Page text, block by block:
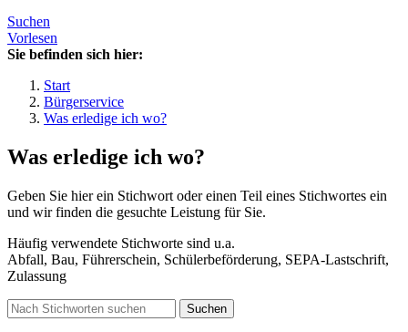
Suchen
Vorlesen
Sie befinden sich hier:
Start
Bürgerservice
Was erledige ich wo?
Was erledige ich wo?
Geben Sie hier ein Stichwort oder einen Teil eines Stichwortes ein
und wir finden die gesuchte Leistung für Sie.
Häufig verwendete Stichworte sind u.a.
Abfall, Bau, Führerschein, Schülerbeförderung, SEPA-Lastschrift,
Zulassung
Suchen